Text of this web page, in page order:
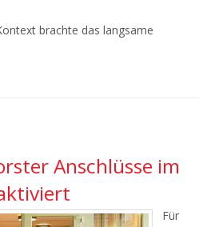
brachte das langsame
Anschlüsse im
Für